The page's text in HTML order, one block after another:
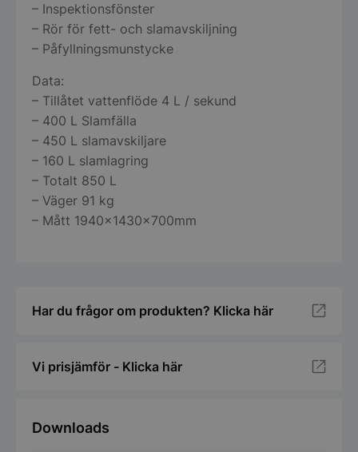
– Inspektionsfönster
– Rör för fett- och slamavskiljning
– Påfyllningsmunstycke
Data:
– Tillåtet vattenflöde 4 L / sekund
– 400 L Slamfälla
– 450 L slamavskiljare
– 160 L slamlagring
– Totalt 850 L
– Väger 91 kg
– Mått 1940x1430x700mm
Har du frågor om produkten? Klicka här
Vi prisjämför - Klicka här
Downloads